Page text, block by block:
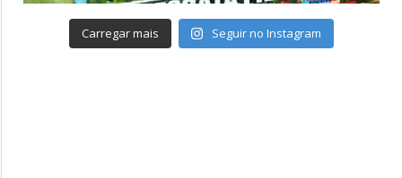
Carregar mais Seguir no Instagram